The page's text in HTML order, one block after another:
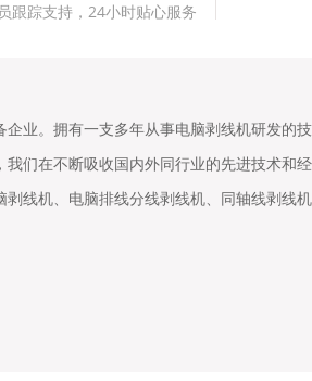
跟踪支持，24小时贴心服务
业。拥有一支多年从事电脑剥线机研发的技
们在不断吸收国内外同行业的先进技术和
线机、电脑排线分线剥线机、同轴线剥线机